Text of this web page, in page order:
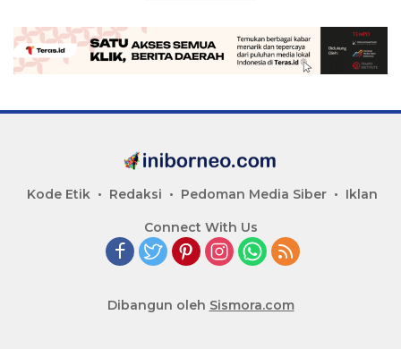
Kode Etik Redaksi Pedoman Media Siber Iklan
Connect With Us
Dibangun oleh Sismora.com